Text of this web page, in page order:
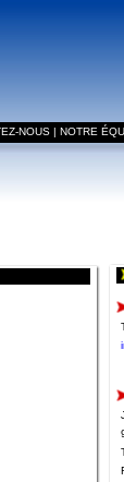
NOUS | NOTRE